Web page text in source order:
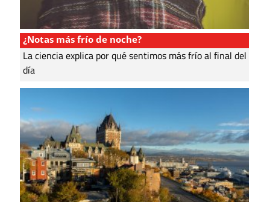
¿Notas más frío de noche?
La ciencia explica por qué sentimos más frío al final del
día